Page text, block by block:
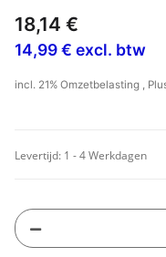
18,14 €
14,99 € excl. btw
incl. 21% Omzetbelasting ,
Levertijd: 1 - 4 Werkdagen